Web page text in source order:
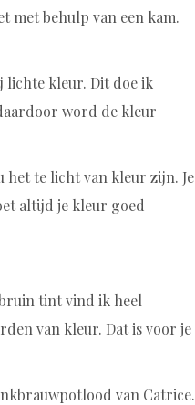
met behulp van een kam.
lichte kleur. Dit doe ik
word de kleur
het te licht van kleur zijn. Je
altijd je kleur goed
tint vind ik heel
van kleur. Dat is voor je
van Catrice.